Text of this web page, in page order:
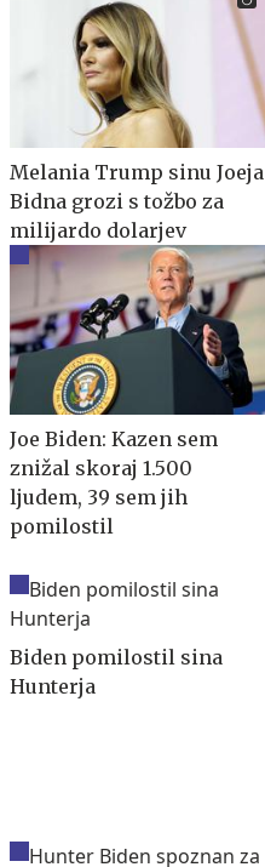
Melania Trump sinu Joeja
Bidna grozi s tožbo za
milijardo dolarjev
Joe Biden: Kazen sem
znižal skoraj 1.500
ljudem, 39 sem jih
pomilostil
Biden pomilostil sina
Hunterja